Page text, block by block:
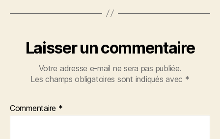
Laisser un commentaire
Votre adresse e-mail ne sera pas publiée.
Les champs obligatoires sont indiqués avec *
Commentaire *